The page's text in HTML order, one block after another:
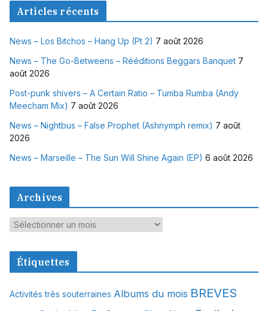
Articles récents
News – Los Bitchos – Hang Up (Pt 2) 7 août 2026
News – The Go-Betweens – Rééditions Beggars Banquet 7
août 2026
Post-punk shivers – A Certain Ratio – Tumba Rumba (Andy
Meecham Mix) 7 août 2026
News – Nightbus – False Prophet (Ashnymph remix) 7 août
2026
News – Marseille – The Sun Will Shine Again (EP) 6 août 2026
Archives
A
c
v
Étiquettes
Activités très souterraines Albums du mois BREVES